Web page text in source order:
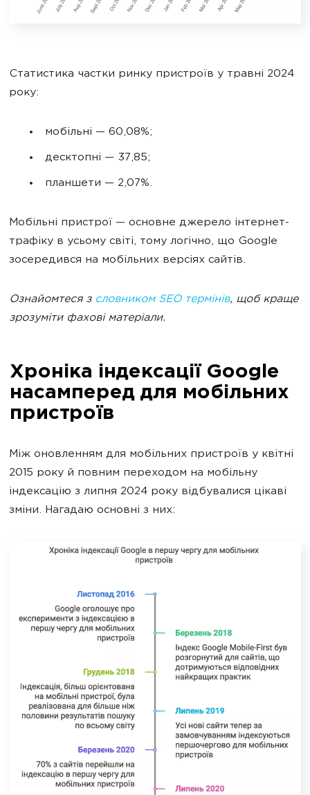
Статистика частки ринку пристроїв у травні 2024
року:
мобільні — 60,08%;
десктопні — 37,85;
планшети — 2,07%.
Мобільні пристрої — основне джерело інтернет-
трафіку в усьому світі, тому логічно, що Google
зосередився на мобільних версіях сайтів.
Ознайомтеся з словником SEO термінів, щоб краще
зрозуміти фахові матеріали.
Хроніка індексації Google
насамперед для мобільних
пристроїв
Між оновленням для мобільних пристроїв у квітні
2015 року й повним переходом на мобільну
індексацію з липня 2024 року відбувалися цікаві
зміни. Нагадаю основні з них: